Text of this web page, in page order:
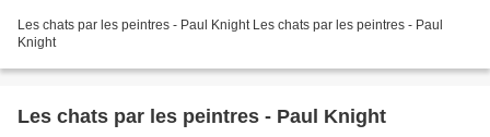
Les chats par les peintres - Paul Knight Les chats par les peintres - Paul
Knight
Les chats par les peintres - Paul Knight